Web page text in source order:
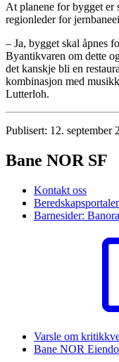
At planene for bygget er
regionleder for
– Ja, bygget skal åpnes
Byantikvaren om dette
det kanskje bli en
kombinasjon med
Lutterloh.
Publisert: 12. september
Bane NOR SF
Kontakt oss
Barnesider:
Varsle om
Bane NOR